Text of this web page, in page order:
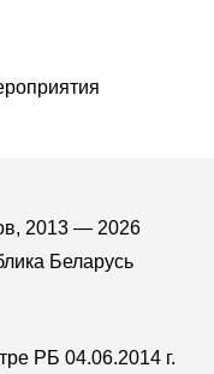
2013 — 2026
Беларусь
РБ 04.06.2014 г.